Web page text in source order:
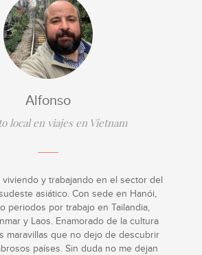
Alfonso
local en viajes en Vietnam
viviendo y trabajando en el sector del
asiático. Con sede en Hanói,
periodos por trabajo en Tailandia,
y Laos. Enamorado de la cultura
maravillas que no dejo de descubrir
países. Sin duda no me dejan